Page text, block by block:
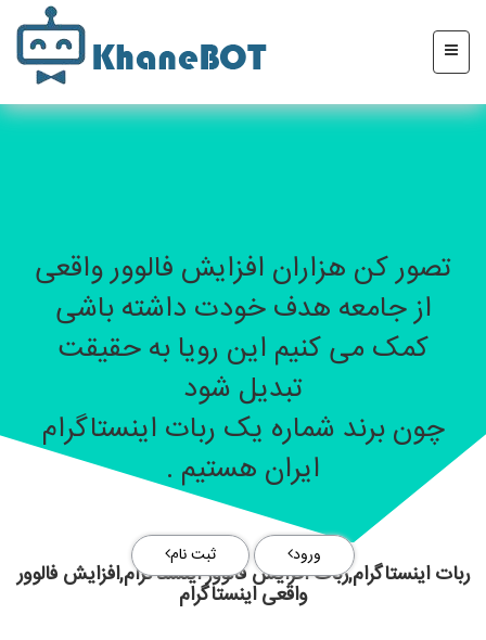
تصور کن هزاران افزایش فالوور واقعی
از جامعه هدف خودت داشته باشی
کمک می کنیم این رویا به حقیقت
تبدیل شود
چون برند شماره یک ربات اینستاگرام
ایران هستیم .
ورود ثبت نام
ربات اینستاگرام,ربات افزایش فالوور اینستاگرام,افزایش فالوور
واقعی اینستاگرام